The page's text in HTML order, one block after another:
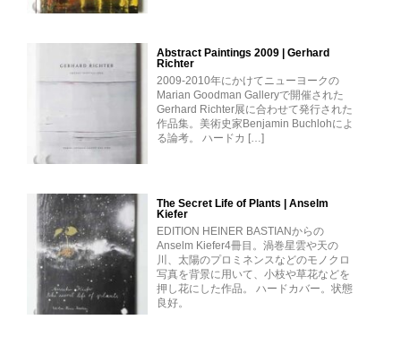
Abstract Paintings 2009 | Gerhard
Richter
2009-2010年にかけてニューヨークの
Marian Goodman Galleryで開催された
Gerhard Richter展に合わせて発行された
作品集。美術史家Benjamin Buchlohによ
る論考。 ハードカ […]
The Secret Life of Plants | Anselm
Kiefer
EDITION HEINER BASTIANからの
Anselm Kiefer4冊目。渦巻星雲や天の
川、太陽のプロミネンスなどのモノクロ
写真を背景に用いて、小枝や草花などを
押し花にした作品。 ハードカバー。状態
良好。